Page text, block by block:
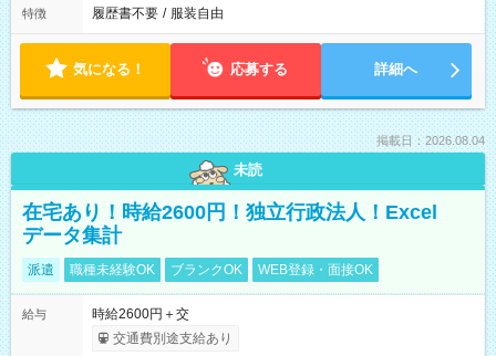
特徴 履歴書不要 / 服装自由
気になる！ 応募する 詳細へ
掲載日：2026.08.04
未読
在宅あり！時給2600円！独立行政法人！Excel
データ集計
派遣 職種未経験OK ブランクOK WEB登録・面接OK
給与
時給2600円＋交
交通費別途支給あり